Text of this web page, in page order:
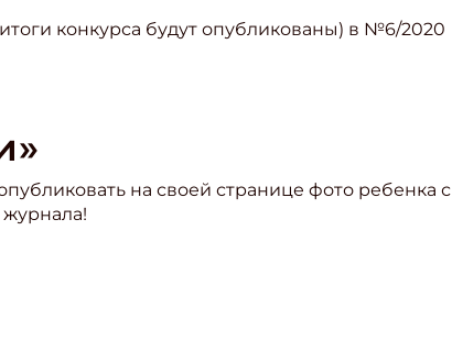
конкурса будут опубликованы) в №6/2020
на своей странице фото ребенка с